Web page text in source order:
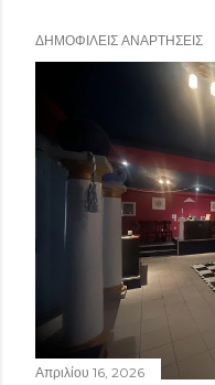
ΔΗΜΟΦΙΛΕΊΣ ΑΝΑΡΤΉΣΕΙΣ
Απριλίου 16, 2026